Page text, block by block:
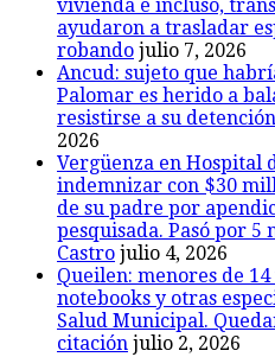
vivienda e incluso,
ayudaron a trasladar
robando julio 7, 2026
Ancud: sujeto que
Palomar es herido a
resistirse a su
2026
Vergüenza en Hospital
indemnizar con $30
de su padre por
pesquisada. Pasó por
Castro julio 4, 2026
Queilen: menores de
notebooks y otras
Salud Municipal.
citación julio 2, 2026